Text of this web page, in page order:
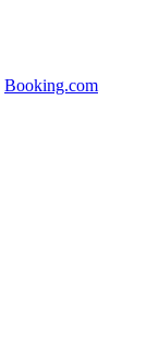
Booking.com